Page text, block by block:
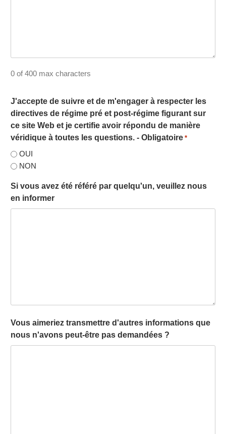
0 of 400 max characters
J'accepte de suivre et de m'engager à respecter les
directives de régime pré et post-régime figurant sur
ce site Web et je certifie avoir répondu de manière
véridique à toutes les questions. - Obligatoire *
OUI
NON
Si vous avez été référé par quelqu'un, veuillez nous
en informer
Vous aimeriez transmettre d'autres informations que
nous n'avons peut-être pas demandées ?